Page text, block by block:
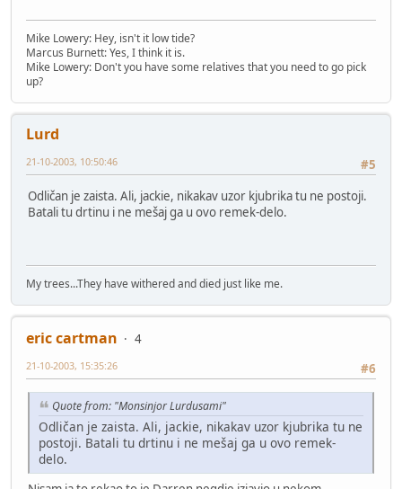
Mike Lowery: Hey, isn't it low tide?
Marcus Burnett: Yes, I think it is.
Mike Lowery: Don't you have some relatives that you need to go pick
up?
Lurd
#5
21-10-2003, 10:50:46
Odličan je zaista. Ali, jackie, nikakav uzor kjubrika tu ne postoji.
Batali tu drtinu i ne mešaj ga u ovo remek-delo.
My trees...They have withered and died just like me.
eric cartman
4
#6
21-10-2003, 15:35:26
Quote from: "Monsinjor Lurdusami"
Odličan je zaista. Ali, jackie, nikakav uzor kjubrika tu ne
postoji. Batali tu drtinu i ne mešaj ga u ovo remek-
delo.